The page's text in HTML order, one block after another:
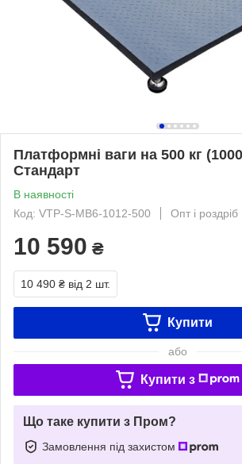
Платформні ваги на 500 кг
Стандарт
В наявності
Код: VTP-S-MB6-1012-500
Опт і роздріб
10 590 ₴
10 490 ₴ від 2 шт.
Купити
або
Купити з
Що таке купити з Пром?
Замовлення під захистом